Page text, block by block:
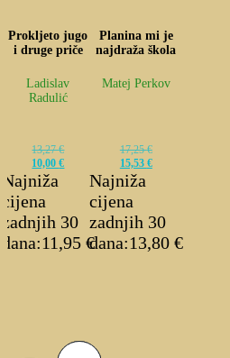
Prokljeto jugo
i druge priče
Ladislav
Radulić
13,27€
10,00€
Najniža
cijena
zadnjih 30
dana:11,95 €
Planina mi je
najdraža škola
Matej Perkov
17,25€
15,53 €
Najniža
cijena
zadnjih 30
dana:13,80 €